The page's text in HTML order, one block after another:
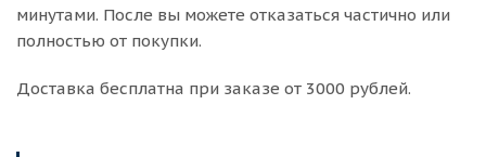
минутами. После вы можете отказаться частично или
полностью от покупки.
Доставка бесплатна при заказе от 3000 рублей.